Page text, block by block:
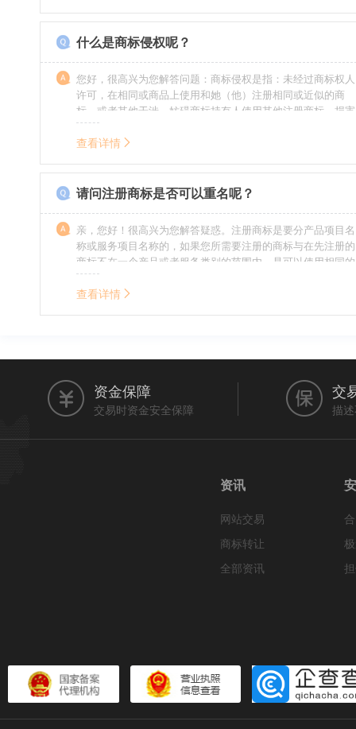
什么是商标侵权呢？
您好，很高兴为您解答问题：商标侵权是指：未经过商标权人
许可，在相同或商品上使用和她（他）注册相同或近似的商
标，或者其他干涉、妨碍商标持有人使用其他注册商标，损害
商标持有人合法权益的其他行为。侵权的人通常需要承担侵权
的责任，明知侵权的行为的人要承担赔偿的责任。情节严重
查看详情
请问注册商标是否可以重名呢？
亲，您好！很高兴为您解答疑惑。注册商标是要分产品项目名
称或服务项目名称的，如果您所需要注册的商标与在先注册的
商标不在一个产品或者服务类别的范围内，是可以使用相同的
名称的。希望我的回答能帮到您。
查看详情
资金保障
交易时资金安全保障
交
描
资讯
网站交易
商标转让
全部资讯